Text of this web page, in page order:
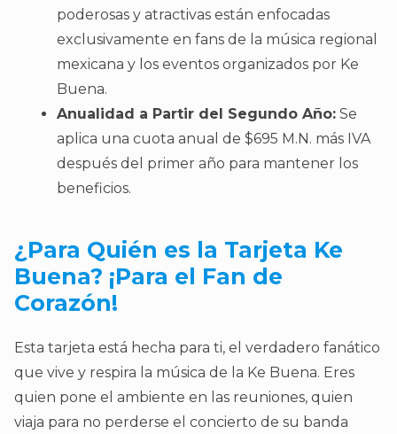
poderosas y atractivas están enfocadas
exclusivamente en fans de la música regional
mexicana y los eventos organizados por Ke
Buena.
Anualidad a Partir del Segundo Año: Se
aplica una cuota anual de $695 M.N. más IVA
después del primer año para mantener los
beneficios.
¿Para Quién es la Tarjeta Ke
Buena? ¡Para el Fan de
Corazón!
Esta tarjeta está hecha para ti, el verdadero fanático
que vive y respira la música de la Ke Buena. Eres
quien pone el ambiente en las reuniones, quien
viaja para no perderse el concierto de su banda